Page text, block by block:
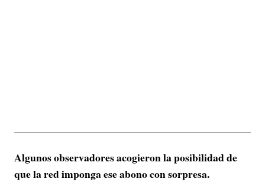
Algunos observadores acogieron la posibilidad de
que la red imponga ese abono con sorpresa.